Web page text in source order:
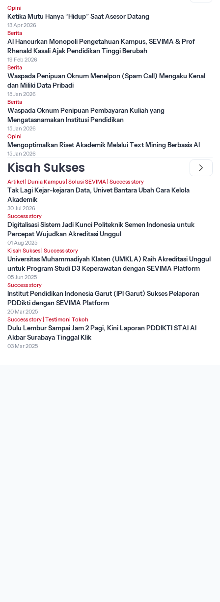
Opini
Ketika Mutu Hanya “Hidup” Saat Asesor Datang
13 Apr 2026
Berita
AI Hancurkan Monopoli Pengetahuan Kampus, SEVIMA & Prof
Rhenald Kasali Ajak Pendidikan Tinggi Berubah
19 Feb 2026
Berita
Waspada Penipuan Oknum Menelpon (Spam Call) Mengaku Kenal
dan Miliki Data Pribadi
15 Jan 2026
Berita
Waspada Oknum Penipuan Pembayaran Kuliah yang
Mengatasnamakan Institusi Pendidikan
15 Jan 2026
Opini
Mengoptimalkan Riset Akademik Melalui Text Mining Berbasis AI
15 Jan 2026
Kisah Sukses
Artikel | Dunia Kampus | Solusi SEVIMA | Success story
Tak Lagi Kejar-kejaran Data, Univet Bantara Ubah Cara Kelola
Akademik
30 Jul 2026
Success story
Digitalisasi Sistem Jadi Kunci Politeknik Semen Indonesia untuk
Percepat Wujudkan Akreditasi Unggul
01 Aug 2025
Kisah Sukses | Success story
Universitas Muhammadiyah Klaten (UMKLA) Raih Akreditasi Unggul
untuk Program Studi D3 Keperawatan dengan SEVIMA Platform
05 Jun 2025
Success story
Institut Pendidikan Indonesia Garut (IPI Garut) Sukses Pelaporan
PDDikti dengan SEVIMA Platform
20 Mar 2025
Success story | Testimoni Tokoh
Dulu Lembur Sampai Jam 2 Pagi, Kini Laporan PDDIKTI STAI Al
Akbar Surabaya Tinggal Klik
03 Mar 2025